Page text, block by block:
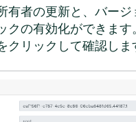
有者の更新と、バー
クの有効化ができます
クリックして確認しま